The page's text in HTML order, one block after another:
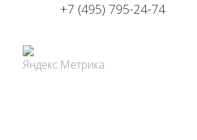
+7 (495) 795-24-74